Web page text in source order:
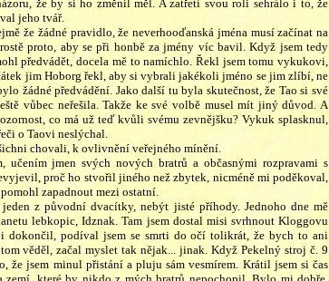
že by si ho změnil měl. A zatřetí svou roli sehrálo i to, že
jeho tvář.
že žádné pravidlo, že neverhooďanská jména musí začínat na
proto, aby se při honbě za jmény víc bavil. Když jsem tedy
předvádět, docela mě to namíchlo. Řekl jsem tomu vykukovi,
jim Hoborg řekl, aby si vybrali jakékoli jméno se jim zlíbí, ne
žádné předvádění. Jako další tu byla skutečnost, že Tao si své
vůbec neřešila. Takže ke své volbě musel mít jiný důvod. A
co má už teď kvůli svému zevnějšku? Vykuk splasknul,
o Taovi neslýchal.
chovali, k ovlivnění veřejného mínění.
jmen svých nových bratrů a občasnými rozpravami s
proč ho stvořil jiného než zbytek, nicméně mi poděkoval,
zapadnout mezi ostatní.
z původní dvacítky, nebýt jisté příhody. Jednoho dne mě
lebkopic, Idznak. Tam jsem dostal misi svrhnout Kloggovu
dokončil, podíval jsem se smrti do očí tolikrát, že bych to ani
věděl, začal myslet tak nějak... jinak. Když Pekelný stroj č. 9
jsem minul přistání a pluju sám vesmírem. Krátil jsem si čas